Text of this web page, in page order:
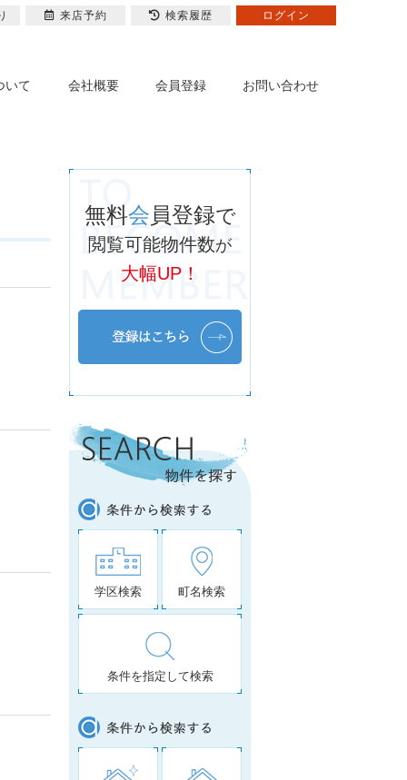
いて 会社概要 会員登録 お問い合わせ
無料会員登録で
閲覧可能物件数が
大幅UP！
学区検索 町名検索
条件を指定して検索
来店予約 検索履歴 ログイン